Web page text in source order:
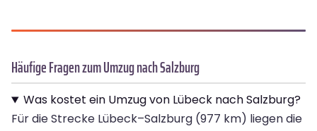
Häufige Fragen zum Umzug nach Salzburg
Was kostet ein Umzug von Lübeck nach Salzburg?
Für die Strecke Lübeck–Salzburg (977 km) liegen die